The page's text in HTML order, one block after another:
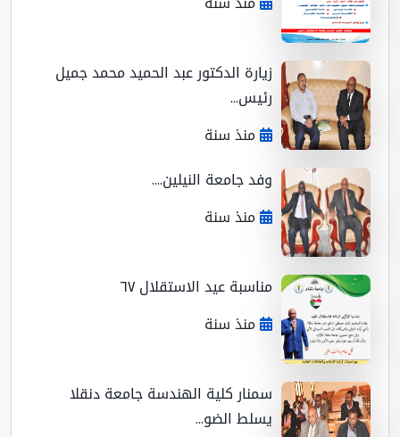
زيارة الدكتور عبد الحميد محمد جميل
رئيس...
منذ سنة
وفد جامعة النيلين....
منذ سنة
مناسبة عيد الاستقلال ٦٧
منذ سنة
سمنار كلية الهندسة جامعة دنقلا
يسلط الضو...